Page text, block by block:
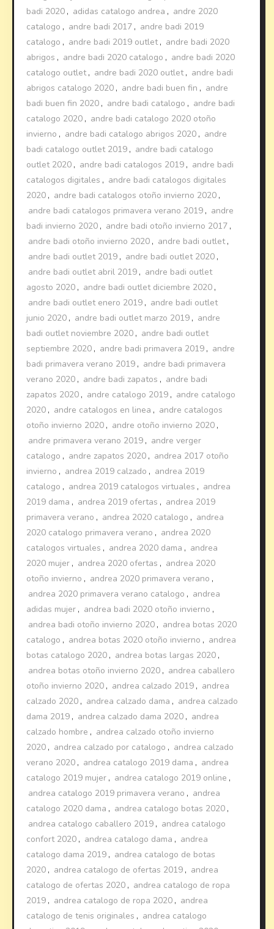
badi 2020 , adidas catalogo andrea , andre 2020
catalogo , andre badi 2017 , andre badi 2019
catalogo , andre badi 2019 outlet, andre badi 2020
abrigos , andre badi 2020 catalogo , andre badi 2020
catalogo outlet, andre badi 2020 outlet, andre badi
abrigos catalogo 2020 , andre badi buen fin , andre
badi buen fin 2020 , andre badi catalogo , andre badi
catalogo 2020 , andre badi catalogo 2020 otoño
invierno , andre badi catalogo abrigos 2020 , andre
badi catalogo outlet 2019 , andre badi catalogo
outlet 2020 , andre badi catalogos 2019 , andre badi
catalogos digitales , andre badi catalogos digitales
2020 , andre badi catalogos otoño invierno 2020 ,
andre badi catalogos primavera verano 2019 , andre
badi invierno 2020 , andre badi otoño invierno 2017 ,
andre badi otoño invierno 2020 , andre badi outlet,
andre badi outlet 2019 , andre badi outlet 2020 ,
andre badi outlet abril 2019 , andre badi outlet
agosto 2020 , andre badi outlet diciembre 2020 ,
andre badi outlet enero 2019 , andre badi outlet
junio 2020 , andre badi outlet marzo 2019 , andre
badi outlet noviembre 2020 , andre badi outlet
septiembre 2020 , andre badi primavera 2019 , andre
badi primavera verano 2019 , andre badi primavera
verano 2020 , andre badi zapatos , andre badi
zapatos 2020 , andre catalogo 2019 , andre catalogo
2020 , andre catalogos en linea , andre catalogos
otoño invierno 2020 , andre otoño invierno 2020 ,
andre primavera verano 2019 , andre verger
catalogo , andre zapatos 2020 , andrea 2017 otoño
invierno , andrea 2019 calzado , andrea 2019
catalogo , andrea 2019 catalogos virtuales , andrea
2019 dama , andrea 2019 ofertas , andrea 2019
primavera verano , andrea 2020 catalogo , andrea
2020 catalogo primavera verano , andrea 2020
catalogos virtuales , andrea 2020 dama , andrea
2020 mujer , andrea 2020 ofertas , andrea 2020
otoño invierno , andrea 2020 primavera verano ,
andrea 2020 primavera verano catalogo , andrea
adidas mujer , andrea badi 2020 otoño invierno ,
andrea badi otoño invierno 2020 , andrea botas 2020
catalogo , andrea botas 2020 otoño invierno , andrea
botas catalogo 2020 , andrea botas largas 2020 ,
andrea botas otoño invierno 2020 , andrea caballero
otoño invierno 2020 , andrea calzado 2019 , andrea
calzado 2020 , andrea calzado dama , andrea calzado
dama 2019 , andrea calzado dama 2020 , andrea
calzado hombre , andrea calzado otoño invierno
2020 , andrea calzado por catalogo , andrea calzado
verano 2020 , andrea catalogo 2019 dama , andrea
catalogo 2019 mujer , andrea catalogo 2019 online ,
andrea catalogo 2019 primavera verano , andrea
catalogo 2020 dama , andrea catalogo botas 2020 ,
andrea catalogo caballero 2019 , andrea catalogo
confort 2020 , andrea catalogo dama , andrea
catalogo dama 2019 , andrea catalogo de botas
2020 , andrea catalogo de ofertas 2019 , andrea
catalogo de ofertas 2020 , andrea catalogo de ropa
2019 , andrea catalogo de ropa 2020 , andrea
catalogo de tenis originales , andrea catalogo